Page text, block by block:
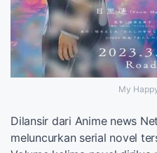
My
Dilansir dari Anime news
meluncurkan serial novel